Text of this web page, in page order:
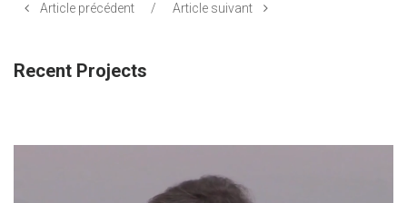
Article précédent / Article suivant
Recent Projects